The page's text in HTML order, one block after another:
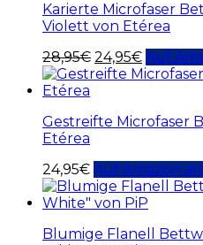
Karierte Microfaser
Violett von Etérea
28,95€ 24,95€ Auf
Gestreifte Microfaser
Etérea
24,95€ Auf Amazon
Blumige Flanell